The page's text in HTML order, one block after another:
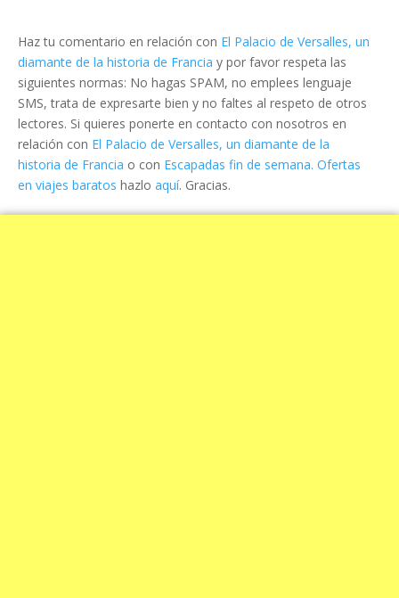
Haz tu comentario en relación con El Palacio de Versalles, un
diamante de la historia de Francia y por favor respeta las
siguientes normas: No hagas SPAM, no emplees lenguaje
SMS, trata de expresarte bien y no faltes al respeto de otros
lectores. Si quieres ponerte en contacto con nosotros en
relación con El Palacio de Versalles, un diamante de la
historia de Francia o con Escapadas fin de semana. Ofertas
en viajes baratos hazlo aquí. Gracias.